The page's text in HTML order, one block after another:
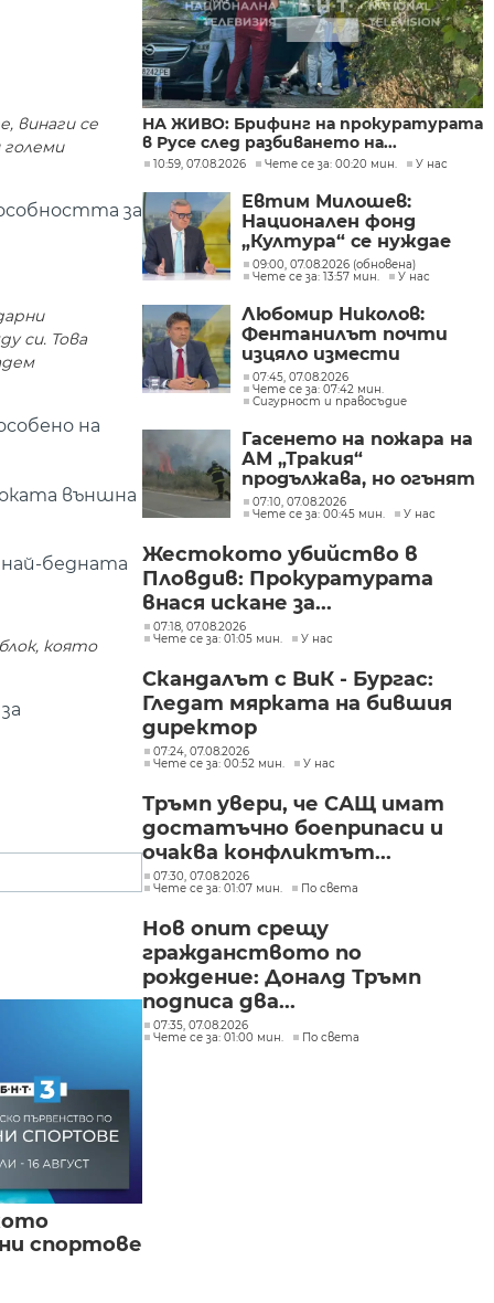
винаги се
големи
за
си. Това
на
външна
най-бедната
която
спортове
НА ЖИВО: Брифинг на прокуратурата
в Русе след разбиването на...
10:59, 07.08.2026 Чете се за: 00:20 мин. У нас
Евтим Милошев:
Национален фонд
„Култура“ се нуждае
от законодателна
реформа, а процесите в
министерството ще
бъдат максимално
прозрачни
09:00, 07.08.2026 (обновена)
Чете се за: 13:57 мин.
У нас
Любомир Николов:
Фентанилът почти
изцяло измести
хероина, възможно е
разбитата
лаборатория да е
единствената у нас
07:45, 07.08.2026
Чете се за: 07:42 мин.
Сигурност и правосъдие
Гасенето на пожара на
АМ „Тракия“
продължава, но огънят
е локализиран
07:10, 07.08.2026
Чете се за: 00:45 мин.
У нас
Жестокото убийство в
Пловдив: Прокуратурата
внася искане за...
07:18, 07.08.2026
Чете се за: 01:05 мин.
У нас
Скандалът с ВиК - Бургас:
Гледат мярката на бившия
директор
07:24, 07.08.2026
Чете се за: 00:52 мин.
У нас
Тръмп увери, че САЩ имат
достатъчно боеприпаси и
очаква конфликтът...
07:30, 07.08.2026
Чете се за: 01:07 мин.
По света
Нов опит срещу
гражданството по
рождение: Доналд Тръмп
подписа два...
07:35, 07.08.2026
Чете се за: 01:00 мин.
По света